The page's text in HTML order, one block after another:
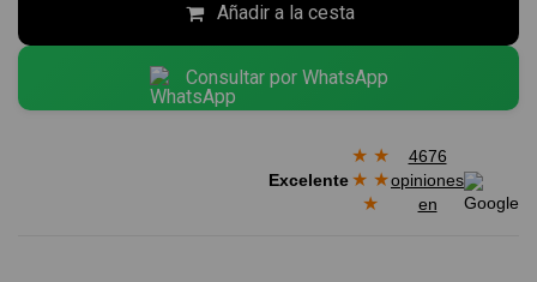
Añadir a la cesta
Consultar por WhatsApp
Excelente
★ ★
★ ★
★
4676
opiniones
en